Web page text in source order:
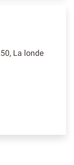
La londe